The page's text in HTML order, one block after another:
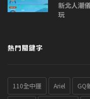
新北人潮
玩
熱門關鍵字
110全中運 Ariel GQ